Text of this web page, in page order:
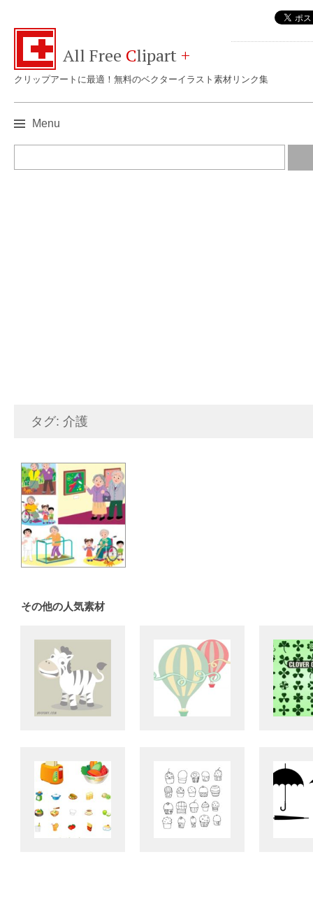
All Free Clipart +
クリップアートに最適！無料のベクターイラスト素材リンク集
Menu
タグ: 介護
その他の人気素材